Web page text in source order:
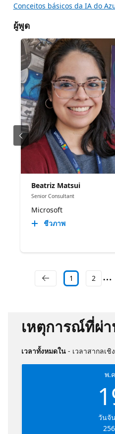
Conceitos básicos da IA do
ผู้พูด
Beatriz Matsui
Senior Consultant
Microsoft
ชีวภาพ
1 2
เหตุการณ์ที่ผ่
เวลาทั้งหมดใน - เวลาสากลเชิ
พ.
วันจั